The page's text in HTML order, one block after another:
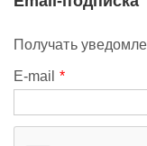
Получать
E-mail *